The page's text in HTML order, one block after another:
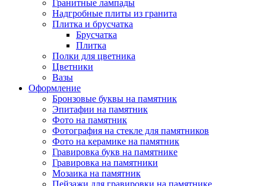
Гранитные лампады
Надгробные плиты из гранита
Плитка и брусчатка
Брусчатка
Плитка
Полки для цветника
Цветники
Вазы
Оформление
Бронзовые буквы на памятник
Эпитафии на памятник
Фото на памятник
Фотография на стекле для памятников
Фото на керамике на памятник
Гравировка букв на памятнике
Гравировка на памятники
Мозаика на памятник
Пейзажи для гравировки на памятнике